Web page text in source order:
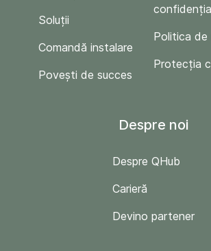
Soluții
Comandă instalare
Povești de succes
Politica de
Protecția
Despre noi
Despre QHub
Carieră
Devino partener